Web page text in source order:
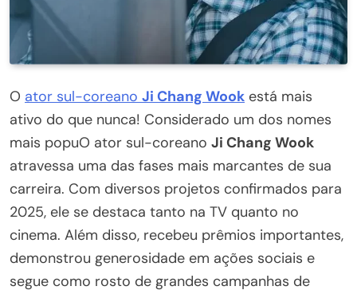
O ator sul-coreano Ji Chang Wook está mais
ativo do que nunca! Considerado um dos nomes
mais popuO ator sul-coreano Ji Chang Wook
atravessa uma das fases mais marcantes de sua
carreira. Com diversos projetos confirmados para
2025, ele se destaca tanto na TV quanto no
cinema. Além disso, recebeu prêmios importantes,
demonstrou generosidade em ações sociais e
segue como rosto de grandes campanhas de